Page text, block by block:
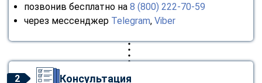
позвонив бесплатно на 8 (800) 222-70-59
через мессенджер Telegram, Viber
2 Консультация